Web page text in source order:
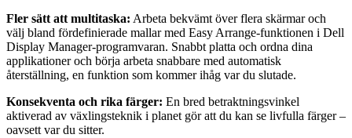
Fler sätt att multitaska: Arbeta bekvämt över flera skärmar och
välj bland fördefinierade mallar med Easy Arrange-funktionen i Dell
Display Manager-programvaran. Snabbt platta och ordna dina
applikationer och börja arbeta snabbare med automatisk
återställning, en funktion som kommer ihåg var du slutade.
Konsekventa och rika färger: En bred betraktningsvinkel
aktiverad av växlingsteknik i planet gör att du kan se livfulla färger –
oavsett var du sitter.